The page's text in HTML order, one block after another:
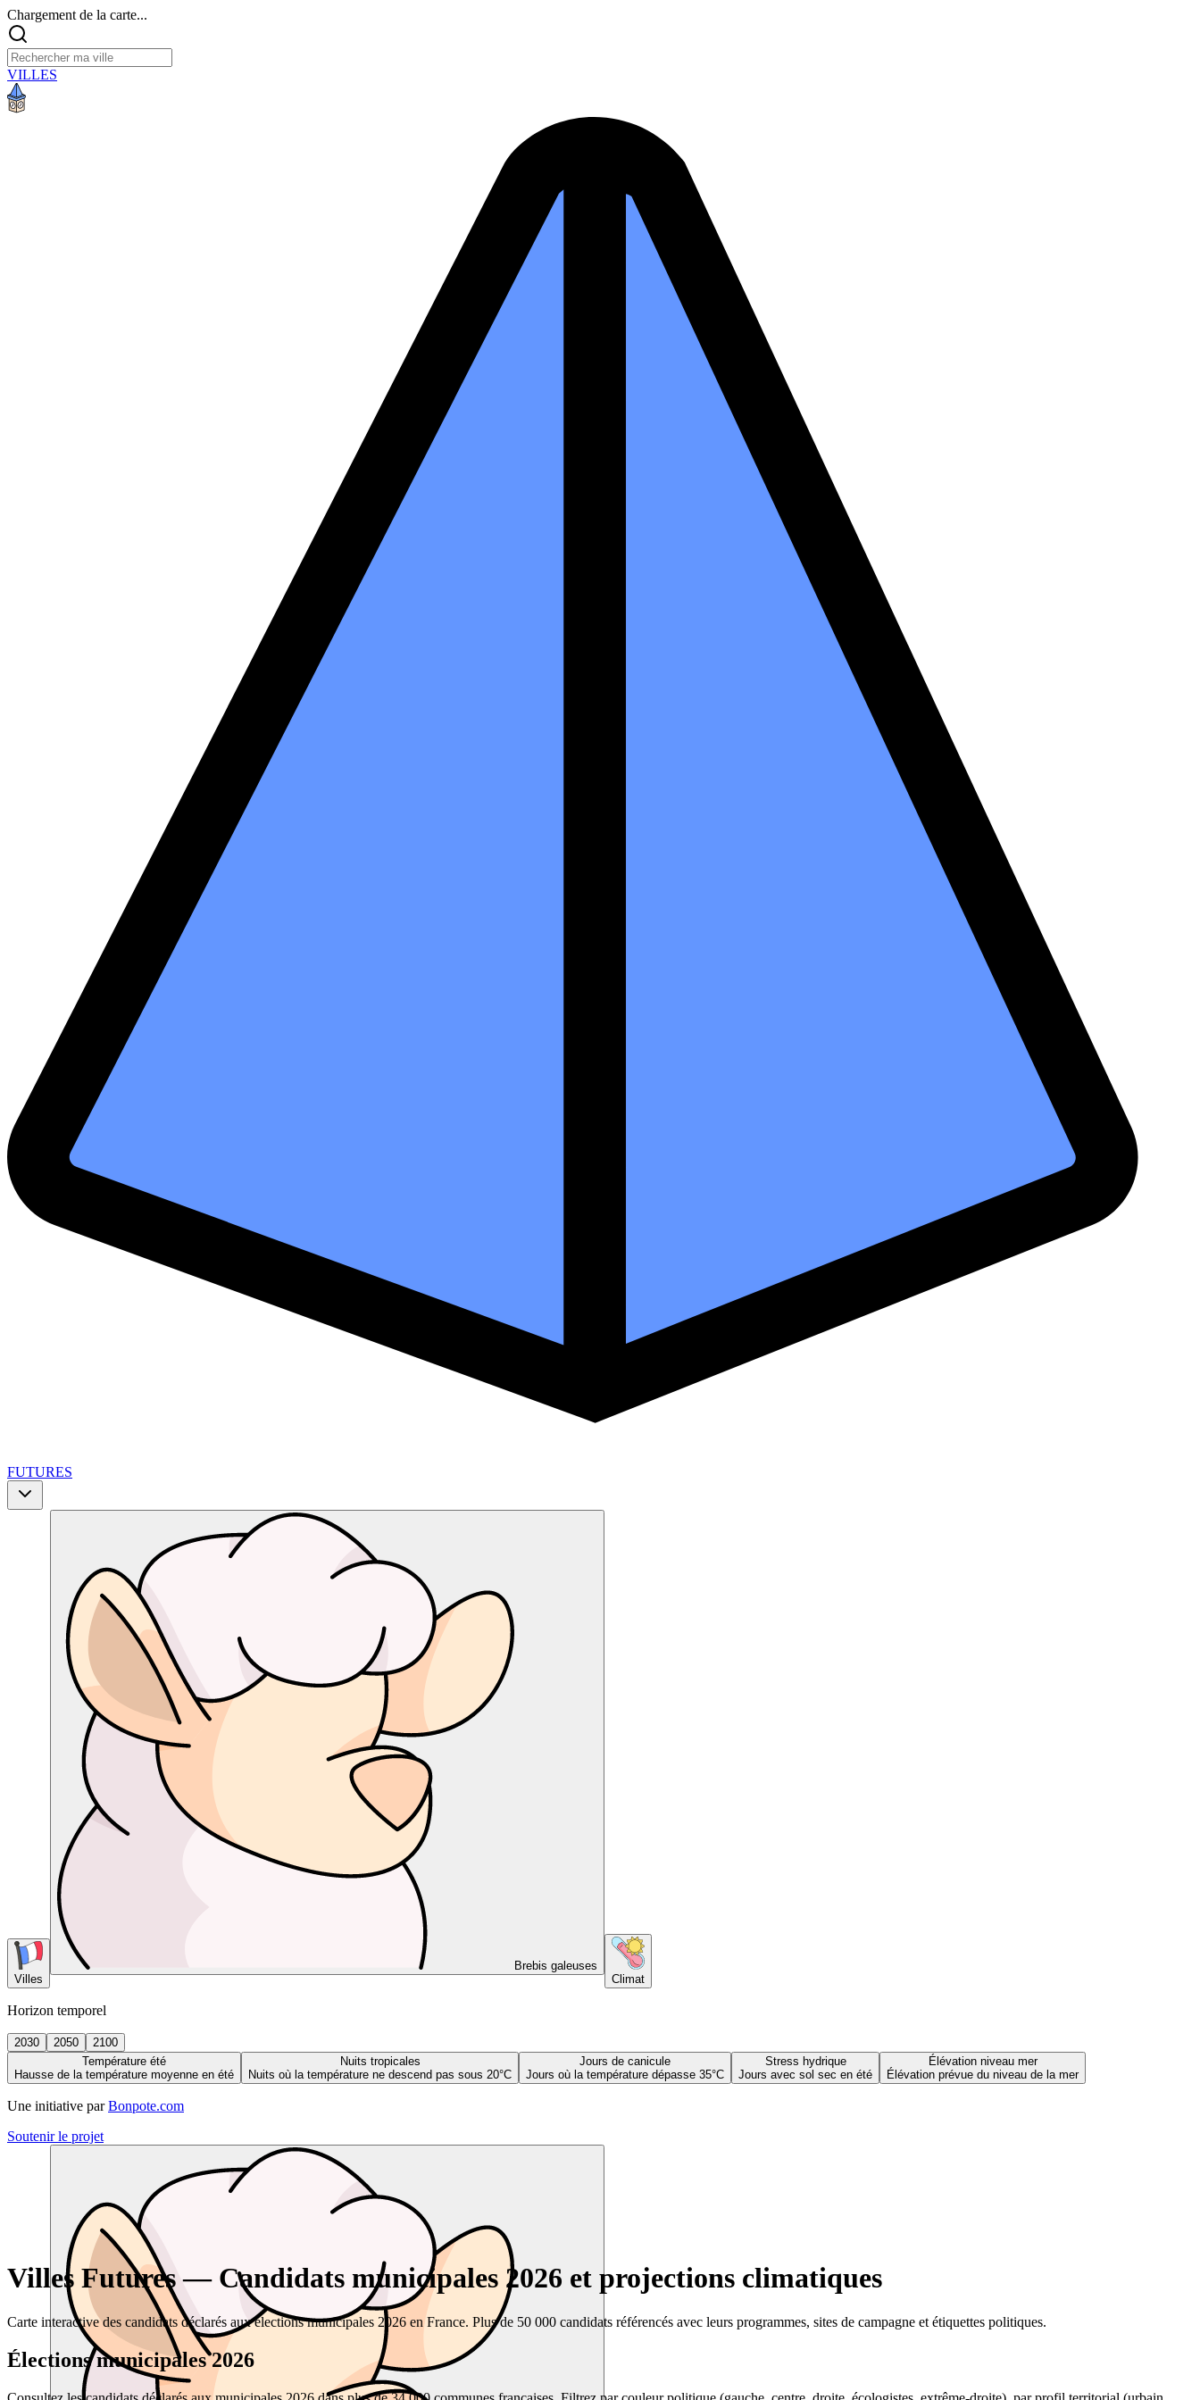
Chargement de la carte...
VILLES
FUTURES
Villes
Brebis galeuses
Climat
Horizon temporel
2030 2050
2100
Température été
Hausse de la température moyenne en été
Nuits tropicales
Nuits où la température ne descend pas sous 20°C
Jours de canicule
Jours où la température dépasse 35°C
Stress hydrique
Jours avec sol sec en été
Élévation niveau mer
Élévation prévue du niveau de la mer
Une initiative par Bonpote.com
Soutenir le projet
Villes Futures — Candidats municipales 2026 et projections climatiques
Carte interactive des candidats déclarés aux élections municipales 2026 en France. Plus de 50 000 candidats référencés avec leurs programmes, sites de campagne et étiquettes politiques.
Élections municipales 2026